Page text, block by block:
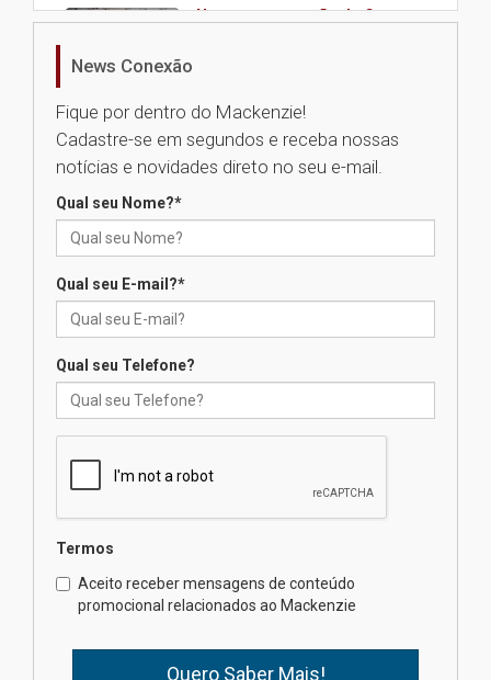
Nova apresentação do Centro
Universidade Mackenzie
realizará nova edição da Feira
das novas tecnologias em
calouros do segundo semestre
04.08.2026
Brasília prepara seus
estudantes para o PAS antes
mesmo do Ensino Médio
News Conexão
Fique por dentro do Mackenzie!
Cadastre-se em segundos e receba nossas
notícias e novidades direto no seu e-mail.
Qual seu Nome?*
Qual seu E-mail?*
Qual seu Telefone?
Termos
Aceito receber mensagens de conteúdo
promocional relacionados ao Mackenzie